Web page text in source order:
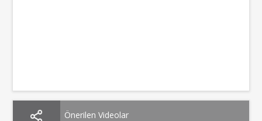
Önerilen Videolar